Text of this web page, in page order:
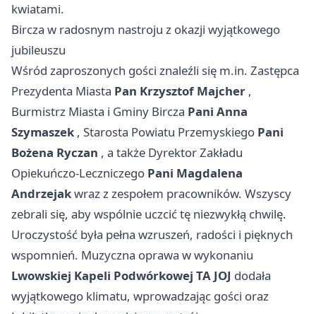
kwiatami.
Bircza w radosnym nastroju z okazji wyjątkowego
jubileuszu
Wśród zaproszonych gości znaleźli się m.in. Zastępca
Prezydenta Miasta Pan Krzysztof Majcher ,
Burmistrz Miasta i Gminy Bircza Pani Anna
Szymaszek , Starosta Powiatu Przemyskiego Pani
Bożena Ryczan , a także Dyrektor Zakładu
Opiekuńczo-Leczniczego Pani Magdalena
Andrzejakwraz z zespołem pracowników. Wszyscy
zebrali się, aby wspólnie uczcić tę niezwykłą chwilę.
Uroczystość była pełna wzruszeń, radości i pięknych
wspomnień. Muzyczna oprawa w wykonaniu
Lwowskiej Kapeli Podwórkowej TA JOJ dodała
wyjątkowego klimatu, wprowadzając gości oraz